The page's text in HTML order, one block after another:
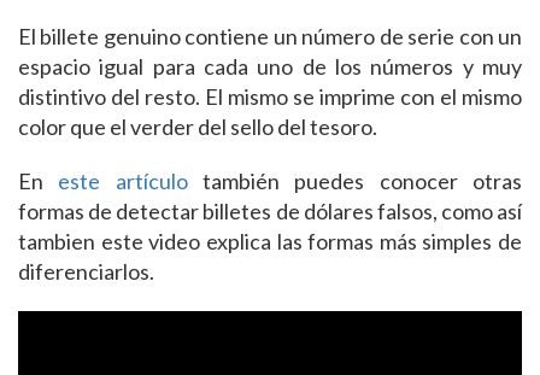
El billete genuino contiene un número de serie con un
espacio igual para cada uno de los números y muy
distintivo del resto. El mismo se imprime con el mismo
color que el verder del sello del tesoro.
En este artículotambién puedes conocer otras
formas de detectar billetes de dólares falsos, como así
tambien este video explica las formas más simples de
diferenciarlos.